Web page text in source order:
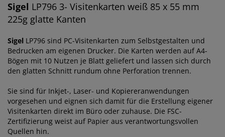
Sigel LP796 3- Visitenkarten weiß 85 x 55 mm
225g glatte Kanten
Sigel LP796 sind PC-Visitenkarten zum Selbstgestalten und
Bedrucken am eigenen Drucker. Die Karten werden auf A4-
Bögen mit 10 Nutzen je Blatt geliefert und lassen sich durch
den glatten Schnitt rundum ohne Perforation trennen.
Sie sind für Inkjet-, Laser- und Kopiereranwendungen
vorgesehen und eignen sich damit für die Erstellung eigener
Visitenkarten direkt im Büro oder zuhause. Die FSC-
Zertifizierung weist auf Papier aus verantwortungsvollen
Quellen hin.